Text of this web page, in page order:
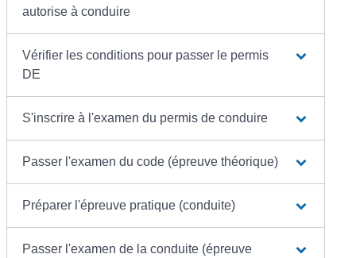
autorise à conduire
Vérifier les conditions pour passer le permis
DE
S'inscrire à l'examen du permis de conduire
Passer l'examen du code (épreuve théorique)
Préparer l'épreuve pratique (conduite)
Passer l'examen de la conduite (épreuve